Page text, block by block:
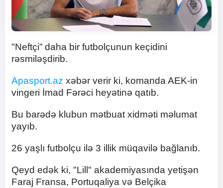
"Neftçi” daha bir futbolçunun keçidini
rəsmiləşdirib.
Apasport.az xəbər verir ki, komanda AEK-in
vingeri İmad Fərəci heyətinə qatıb.
Bu barədə klubun mətbuat xidməti məlumat
yayıb.
26 yaşlı futbolçu ilə 3 illik müqavilə bağlanıb.
Qeyd edək ki, "Lill" akademiyasında yetişən
Faraj Fransa, Portuqaliya və Belçika